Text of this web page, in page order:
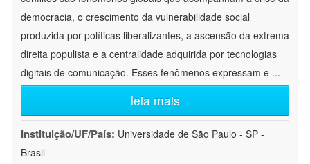
democracia, o crescimento da vulnerabilidade social
produzida por políticas liberalizantes, a ascensão da extrema
direita populista e a centralidade adquirida por tecnologias
digitais de comunicação. Esses fenômenos expressam e ...
leia mais
Instituição/UF/País: Universidade de São Paulo - SP -
Brasil